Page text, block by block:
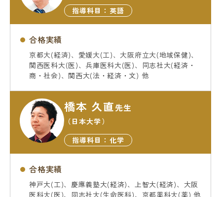
指導科目：英語
合格実績
京都大(経済)、愛媛大(工)、大阪府立大(地域保健)、
関西医科大(医)、兵庫医科大(医)、同志社大(経済・
商・社会)、関西大(法・経済・文) 他
橋本 久直先生
（日本大学）
指導科目：化学
合格実績
神戸大(工)、慶應義塾大(経済)、上智大(経済)、大阪
医科大(医)、同志社大(生命医科)、京都薬科大(薬) 他